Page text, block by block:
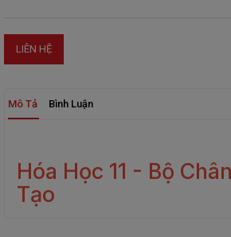
LIÊN HỆ
Mô Tả Bình Luận
Hóa Học 11 - Bộ
Tạo